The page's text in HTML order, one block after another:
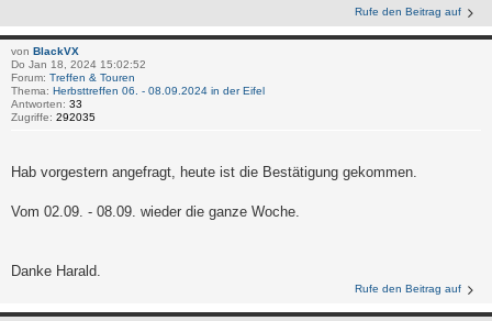
Rufe den Beitrag auf
von BlackVX
Do Jan 18, 2024 15:02:52
Forum: Treffen & Touren
Thema: Herbsttreffen 06. - 08.09.2024 in der Eifel
Antworten: 33
Zugriffe: 292035
Hab vorgestern angefragt, heute ist die Bestätigung gekommen.
Vom 02.09. - 08.09. wieder die ganze Woche.
Danke Harald.
Rufe den Beitrag auf